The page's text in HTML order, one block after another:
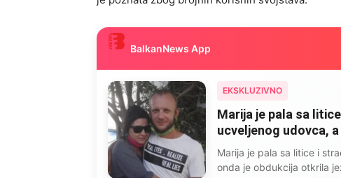
BalkanNews App
EKSKLUZIVNO
Marija je pala sa
ucveljenog udovca,
Marija je pala sa litice i
onda je obdukcija otkrila